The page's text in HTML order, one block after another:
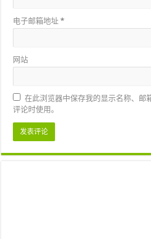
电子邮箱地址*
网站
在此浏览器中保存我的显示名称、邮
评论时使用。